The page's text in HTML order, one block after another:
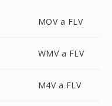
MOV a FLV
WMV a FLV
M4V a FLV